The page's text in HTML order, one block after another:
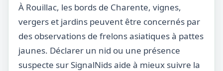
À Rouillac, les bords de Charente, vignes,
vergers et jardins peuvent être concernés par
des observations de frelons asiatiques à pattes
jaunes. Déclarer un nid ou une présence
suspecte sur SignalNids aide à mieux suivre la